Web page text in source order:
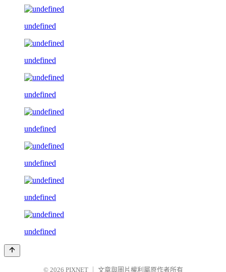
undefined
undefined
undefined
undefined
undefined
undefined
undefined
© 2026 PIXNET 文章與圖片權利屬原作者所有